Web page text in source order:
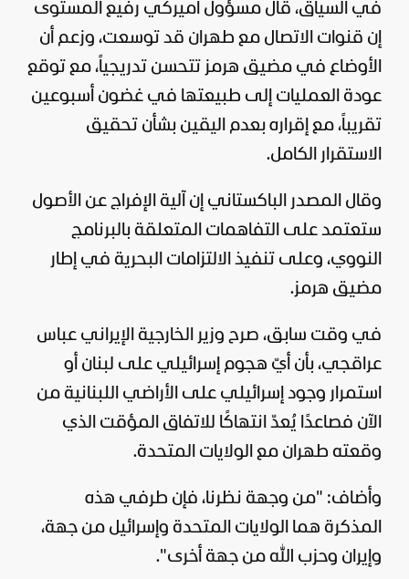
في السياق، قال مسؤول أميركي رفيع المستوى
إن قنوات الاتصال مع طهران قد توسعت، وزعم أن
الأوضاع في مضيق هرمز تتحسن تدريجياً، مع توقع
عودة العمليات إلى طبيعتها في غضون أسبوعين
تقريباً، مع إقراره بعدم اليقين بشأن تحقيق
الاستقرار الكامل.
وقال المصدر الباكستاني إن آلية الإفراج عن الأصول
ستعتمد على التفاهمات المتعلقة بالبرنامج
النووي، وعلى تنفيذ الالتزامات البحرية في إطار
مضيق هرمز.
في وقت سابق، صرح وزير الخارجية الإيراني عباس
عراقجي، بأن أيّ هجوم إسرائيلي على لبنان أو
استمرار وجود إسرائيلي على الأراضي اللبنانية من
الآن فصاعدًا يُعدّ انتهاكًا للاتفاق المؤقت الذي
وقعته طهران مع الولايات المتحدة.
وأضاف: "من وجهة نظرنا، فإن طرفي هذه
المذكرة هما الولايات المتحدة وإسرائيل من جهة،
وإيران وحزب الله من جهة أخرى".